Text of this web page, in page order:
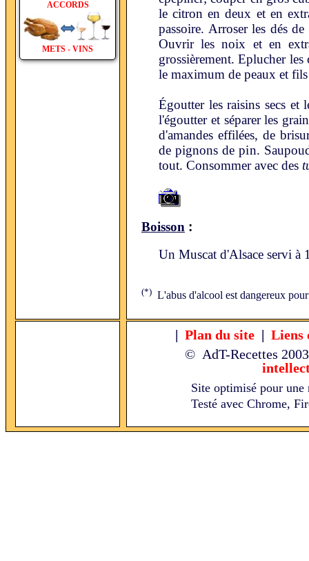
ACCORDS
METS - VINS
le citron en deux et en
passoire. Arroser les dés
Ouvrir les noix et en
grossièrement. Eplucher les
le maximum de peaux et
Égoutter les raisins secs et
l'égoutter et séparer les
d'amandes effilées, de
de pignons de pin.
tout. Consommer avec des
Boisson :
Un Muscat d'Alsace servi à
(*) L'abus d'alcool est dangereux
| Plan du site | Liens
© AdT-Recettes
Site optimisé pour
Testé avec Chrome,